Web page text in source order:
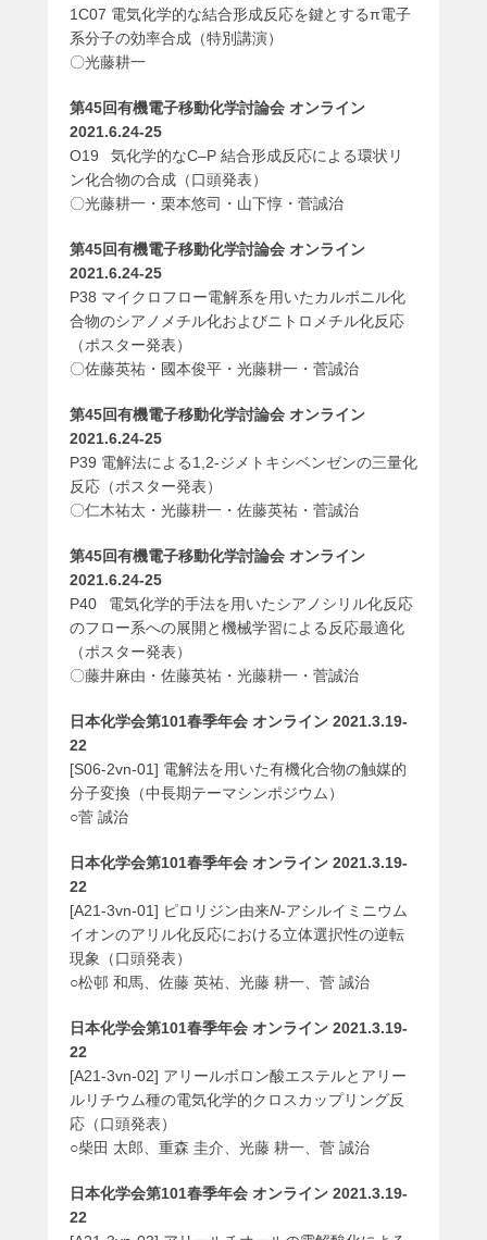
1C07 電気化学的な結合形成反応を鍵とするπ電子
系分子の効率合成（特別講演）
〇光藤耕一
第45回有機電子移動化学討論会 オンライン
2021.6.24-25
O19 気化学的なC–P 結合形成反応による環状リ
ン化合物の合成（口頭発表）
〇光藤耕一・栗本悠司・山下惇・菅誠治
第45回有機電子移動化学討論会 オンライン
2021.6.24-25
P38 マイクロフロー電解系を用いたカルボニル化
合物のシアノメチル化およびニトロメチル化反応
（ポスター発表）
〇佐藤英祐・國本俊平・光藤耕一・菅誠治
第45回有機電子移動化学討論会 オンライン
2021.6.24-25
P39 電解法による1,2-ジメトキシベンゼンの三量化
反応（ポスター発表）
〇仁木祐太・光藤耕一・佐藤英祐・菅誠治
第45回有機電子移動化学討論会 オンライン
2021.6.24-25
P40 電気化学的手法を用いたシアノシリル化反応
のフロー系への展開と機械学習による反応最適化
（ポスター発表）
〇藤井麻由・佐藤英祐・光藤耕一・菅誠治
日本化学会第101春季年会 オンライン 2021.3.19-
22
[S06-2vn-01] 電解法を用いた有機化合物の触媒的
分子変換（中長期テーマシンポジウム）
○菅 誠治
日本化学会第101春季年会 オンライン 2021.3.19-
22
[A21-3vn-01] ピロリジン由来N-アシルイミニウム
イオンのアリル化反応における立体選択性の逆転
現象（口頭発表）
○松邨 和馬、佐藤 英祐、光藤 耕一、菅 誠治
日本化学会第101春季年会 オンライン 2021.3.19-
22
[A21-3vn-02] アリールボロン酸エステルとアリー
ルリチウム種の電気化学的クロスカップリング反
応（口頭発表）
○柴田 太郎、重森 圭介、光藤 耕一、菅 誠治
日本化学会第101春季年会 オンライン 2021.3.19-
22